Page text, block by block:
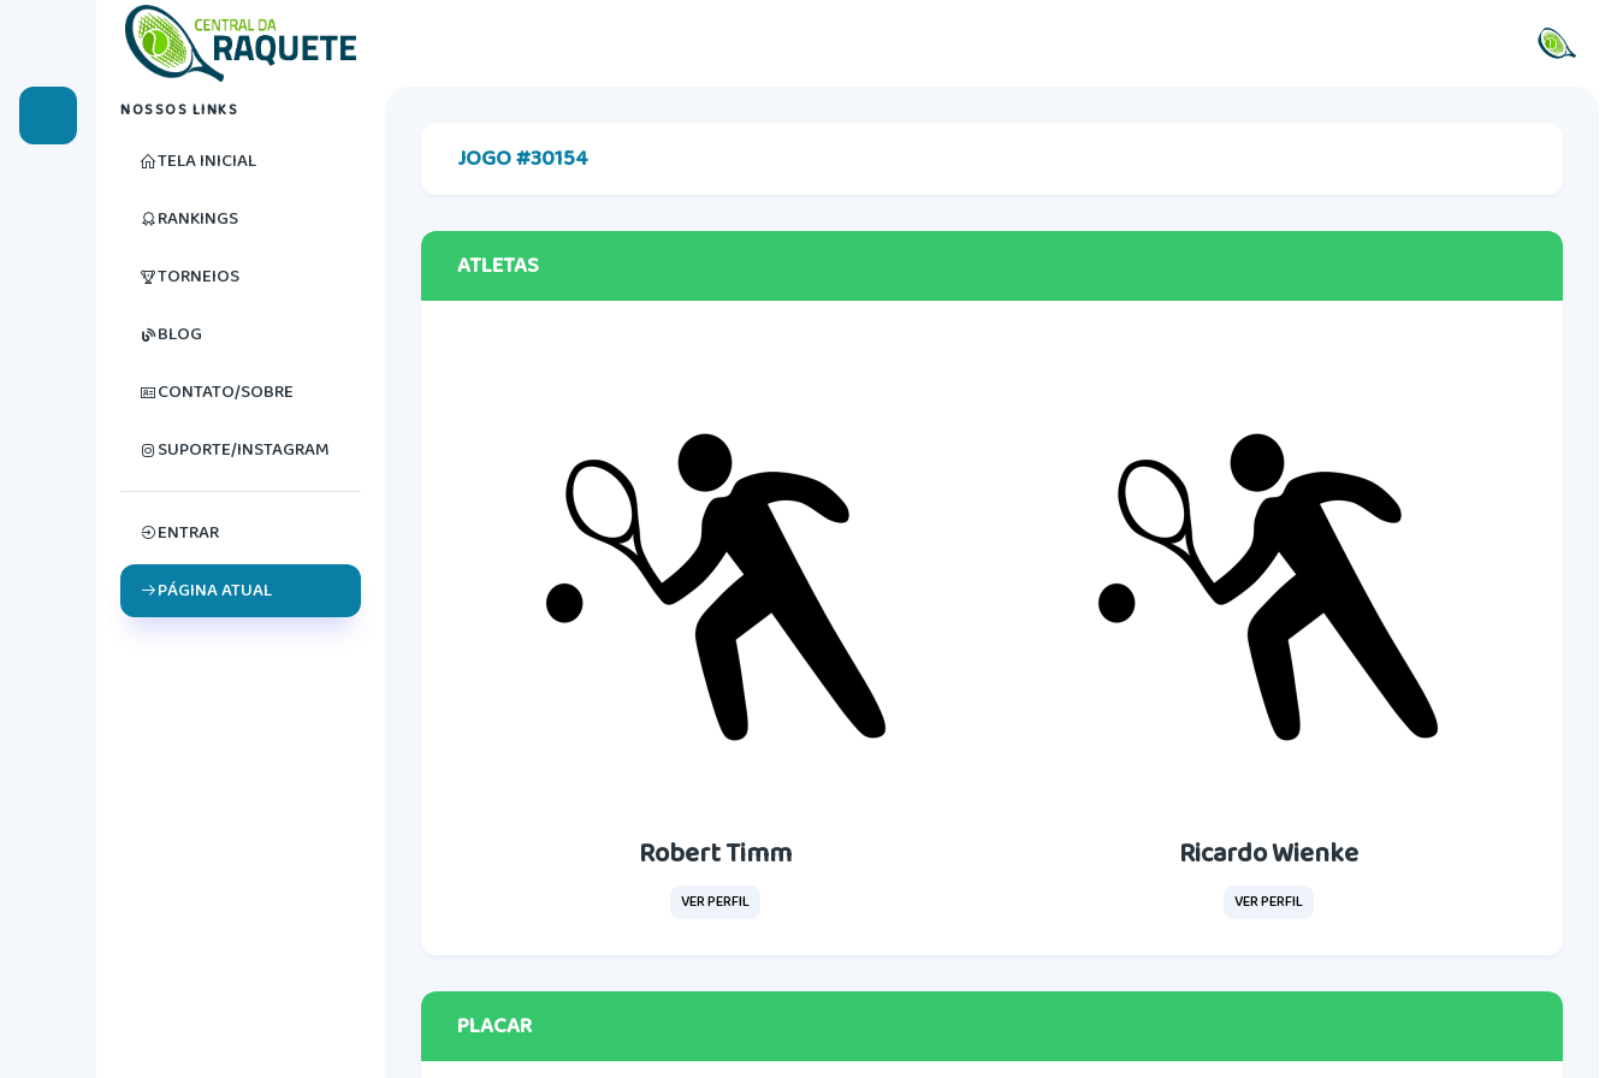
NOSSOS LINKS
TELA INICIAL
RANKINGS
TORNEIOS
BLOG
CONTATO/SOBRE
SUPORTE/INSTAGRAM
ENTRAR
PÁGINA ATUAL
JOGO #30154
ATLETAS
Robert Timm
VER PERFIL
Ricardo Wienke
VER PERFIL
PLACAR